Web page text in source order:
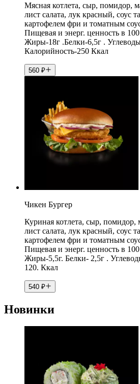
Мясная котлета, сыр, помидор,
лист салата, лук красный, соус
картофелем фри и томатным
Пищевая и энерг. ценность в
Жиры-18г .Белки-6,5г .
Калорийность-250 Ккал
560 ₽
Чикен Бургер
Куриная котлета, сыр,
лист салата, лук красный, соус
картофелем фри и томатным
Пищевая и энерг. ценность в
Жиры-5,5г. Белки- 2,5г .
120. Ккал
540 ₽
Новинки